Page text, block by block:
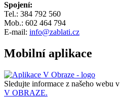
Spojení:
Tel.: 384 792 560
Mob.: 602 464 794
E-mail: info@zablati.cz
Mobilní aplikace
Sledujte informace z našeho webu v
V OBRAZE.